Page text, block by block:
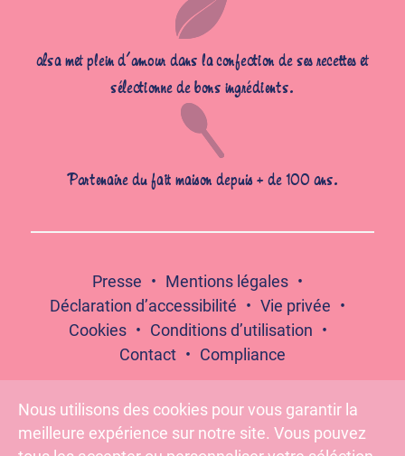
alsa met plein d’amour dans la confection de ses recettes et
sélectionne de bons ingrédients.
Partenaire du fait maison depuis + de 100 ans.
Presse
Mentions légales
Déclaration d’accessibilité
Vie privée
Cookies
Conditions d’utilisation
Contact
Compliance
Nous utilisons des cookies pour vous garantir la
meilleure expérience sur notre site. Vous pouvez